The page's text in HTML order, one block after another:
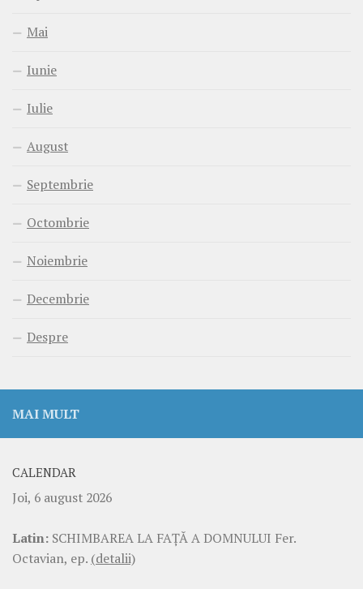
Mai
Iunie
Iulie
August
Septembrie
Octombrie
Noiembrie
Decembrie
Despre
MAI MULT
CALENDAR
Joi, 6 august 2026
Latin: SCHIMBAREA LA FAŢĂ A DOMNULUI Fer.
Octavian, ep. (detalii)